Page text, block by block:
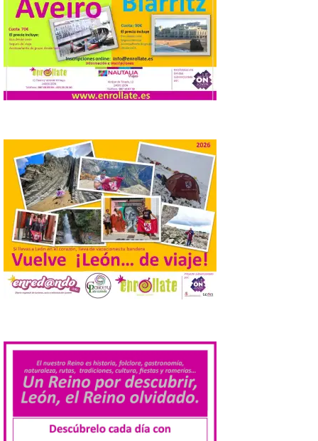
Los días 7, 8 y 9 de agosto
de 2026, Camarzana de
Tera volverá a convertirse
en punto de encuentro,
con la Villa Romana de
Orpheus. Vivimos un momento en el que la
música en directo mueve grandes
fenómenos de […]
El Ayuntamiento de
Cabrillanes analizará,
conforme a la legalidad, la
solicitud para la
celebración del Iberia
Eclipse Festival
6 Ago 2026
Durante la mañana de ayer
miércoles ha sido
registrada en el
Ayuntamiento una
medios de comunicación sobre la posible
Eclipse Festival en […]
La Universidad de León
retoma las excavaciones